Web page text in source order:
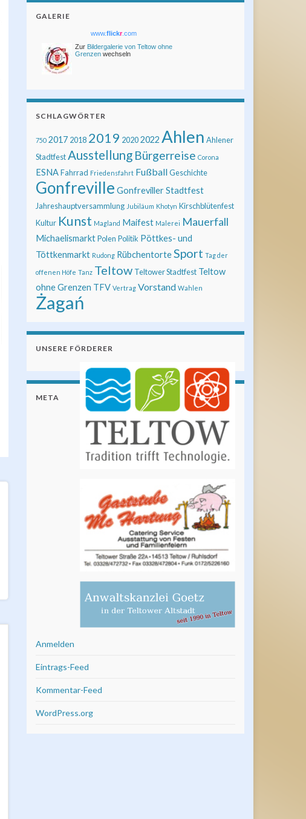
GALERIE
www.flickr.com
Zur Bildergalerie von Teltow ohne
Grenzen wechseln
SCHLAGWÖRTER
750 2017 2018 2019 20202022 Ahlen Ahlener
Stadtfest Ausstellung Bürgerreise Corona
ESNAFahrrad Friedensfahrt FußballGeschichte
Gonfreville Gonfreviller Stadtfest
Jahreshauptversammlung Jubiläum Khotyn Kirschblütenfest
Kultur Kunst Magland Maifest Malerei Mauerfall
MichaelismarktPolen Politik Pöttkes- und
Töttkenmarkt Rudong RübchentorteSport Tag der
offenen Höfe Tanz Teltow Teltower Stadtfest Teltow
ohne Grenzen TFV Vertrag Vorstand Wahlen
Żagań
UNSERE FÖRDERER
META
Anmelden
Eintrags-Feed
Kommentar-Feed
WordPress.org